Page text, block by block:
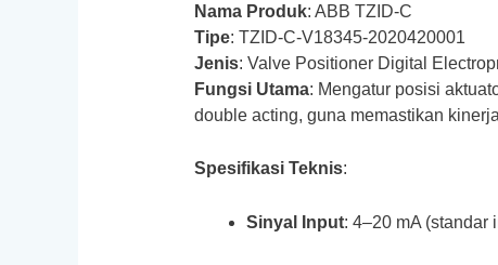
Nama Produk: ABB TZID-C
Tipe: TZID-C-V18345-2020420001
Jenis: Valve Positioner Digital
Fungsi Utama: Mengatur posisi
double acting, guna memastikan
Spesifikasi Teknis:
Sinyal Input: 4–20 mA (standar